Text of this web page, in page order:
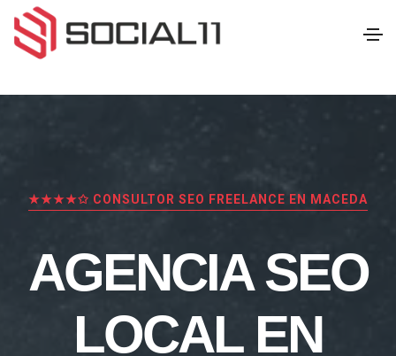
★★★★✩ CONSULTOR SEO FREELANCE EN MACEDA
AGENCIA SEO
LOCAL EN